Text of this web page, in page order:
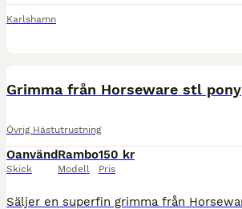
Karlshamn
Grimma från Horseware stl pony
Övrig Hästutrustning
Oanvänd
Skick
Rambo
Modell
150 kr
Pris